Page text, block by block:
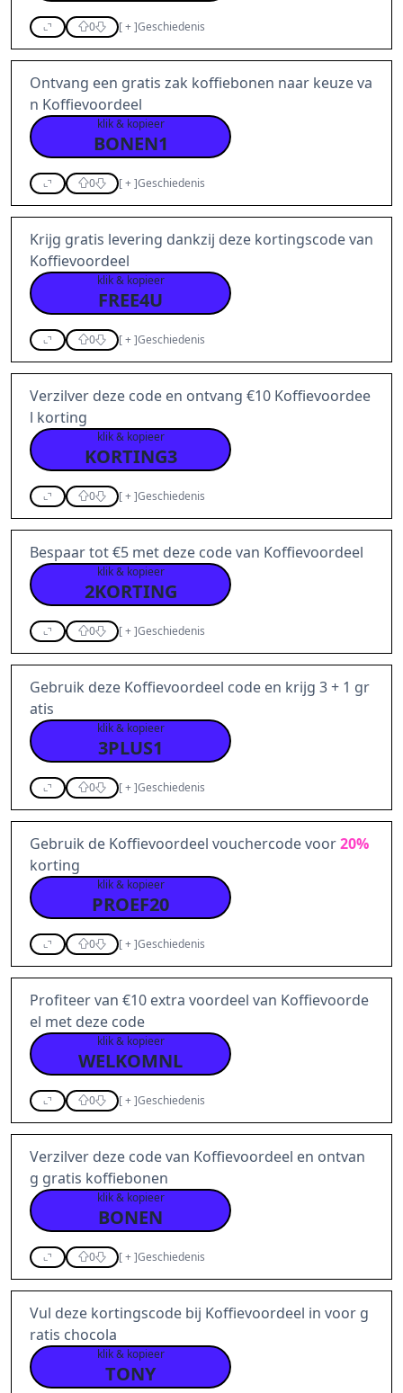
0 [+]Geschiedenis
Ontvang een gratis zak koffiebonen naar keuze va
n Koffievoordeel
klik & kopieer
BONEN1
0 [+]Geschiedenis
Krijg gratis levering dankzij deze kortingscode van
Koffievoordeel
klik & kopieer
FREE4U
0 [+]Geschiedenis
Verzilver deze code en ontvang €10 Koffievoordee
l korting
klik & kopieer
KORTING3
0 [+]Geschiedenis
Bespaar tot €5 met deze code van Koffievoordeel
klik & kopieer
2KORTING
0 [+]Geschiedenis
Gebruik deze Koffievoordeel code en krijg 3 + 1 gr
atis
klik & kopieer
3PLUS1
0 [+]Geschiedenis
Gebruik de Koffievoordeel vouchercode voor20%
korting
klik & kopieer
PROEF20
0 [+]Geschiedenis
Profiteer van €10 extra voordeel van Koffievoorde
el met deze code
klik & kopieer
WELKOMNL
0 [+]Geschiedenis
Verzilver deze code van Koffievoordeel en ontvan
g gratis koffiebonen
klik & kopieer
BONEN
0 [+]Geschiedenis
Vul deze kortingscode bij Koffievoordeel in voor g
ratis chocola
klik & kopieer
TONY